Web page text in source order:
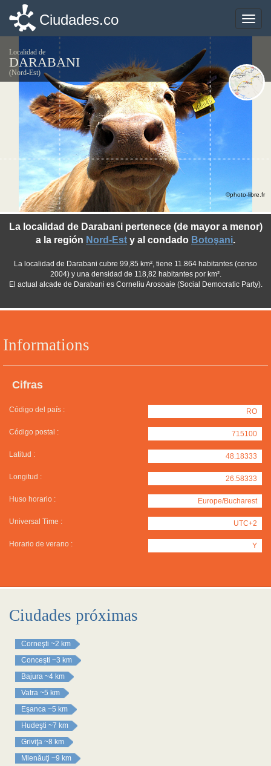
Toggle
Ciudades.co
Localidad de
DARABANI
(Nord-Est)
Informations
Cifras
Código del país : RO
Código postal : 715100
Latitud : 48.18333
Longitud : 26.58333
Huso horario : Europe/Bucharest
Universal Time : UTC+2
Horario de verano : Y
La localidad de Darabani pertenece (de mayor a menor)
a la región Nord-Est y al condado Botoşani.
La localidad de Darabani cubre 99,85 km², tiene 11.864 habitantes (censo
2004) y una densidad de 118,82 habitantes por km².
El actual alcade de Darabani es Corneliu Arosoaie (Social Democratic Party).
©photo-libre.fr
Ciudades próximas
Corneşti ~2 km
Conceşti ~3 km
Bajura ~4 km
Vatra ~5 km
Eşanca ~5 km
Hudeşti ~7 km
Griviţa ~8 km
Mlenăuţi ~9 km
Toggle
Ciudades.co